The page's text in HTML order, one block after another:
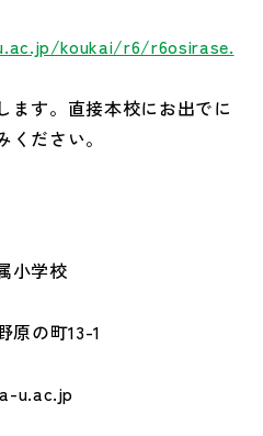
koukai/r6/r6osirase.
ます。直接本校にお出でに
ださい。
小学校
原の町13-1
u.ac.jp